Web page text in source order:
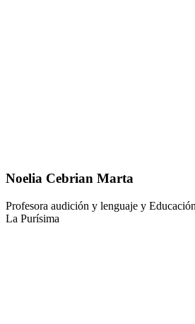
Noelia Cebrian Marta
Profesora audición y lenguaje y
La Purísima